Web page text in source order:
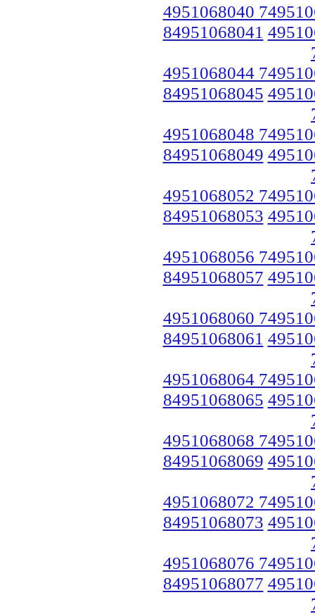
4951068040
84951068041
4951068044
84951068045
4951068048
84951068049
4951068052
84951068053
4951068056
84951068057
4951068060
84951068061
4951068064
84951068065
4951068068
84951068069
4951068072
84951068073
4951068076
84951068077